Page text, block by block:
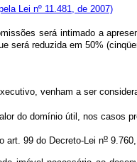
Lei nº 11.481, de 2007)
será intimado a
reduzida em 50%
Executivo, venham a ser
do domínio útil, nos casos
99 do Decreto-Lei no